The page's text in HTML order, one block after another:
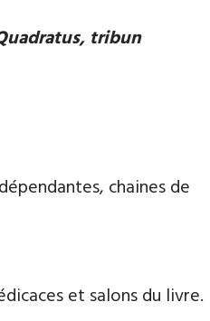
tribun
chaines de
et salons du livre.